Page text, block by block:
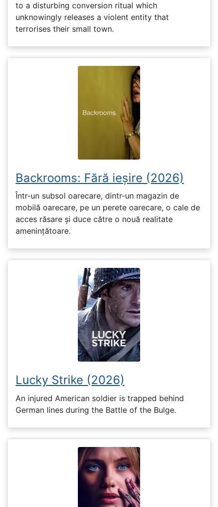
to a disturbing conversion ritual which
unknowingly releases a violent entity that
terrorises their small town.
Backrooms: Fără ieșire (2026)
Într-un subsol oarecare, dintr-un magazin de
mobilă oarecare, pe un perete oarecare, o cale de
acces răsare și duce către o nouă realitate
amenințătoare.
Lucky Strike (2026)
An injured American soldier is trapped behind
German lines during the Battle of the Bulge.